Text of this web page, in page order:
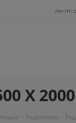
пн-пт:
X
- Радиаторы -